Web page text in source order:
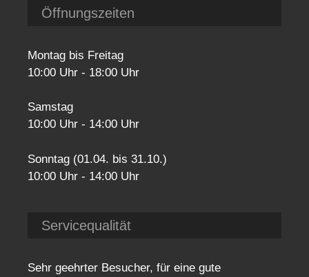
Öffnungszeiten
Montag bis Freitag
10:00 Uhr - 18:00 Uhr
Samstag
10:00 Uhr - 14:00 Uhr
Sonntag (01.04. bis 31.10.)
10:00 Uhr - 14:00 Uhr
Servicequalität
Sehr geehrter Besucher, für eine gute